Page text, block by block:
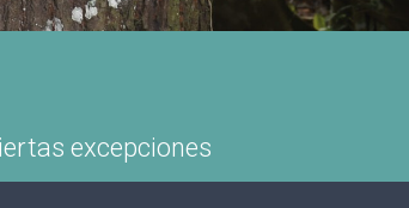
excepciones